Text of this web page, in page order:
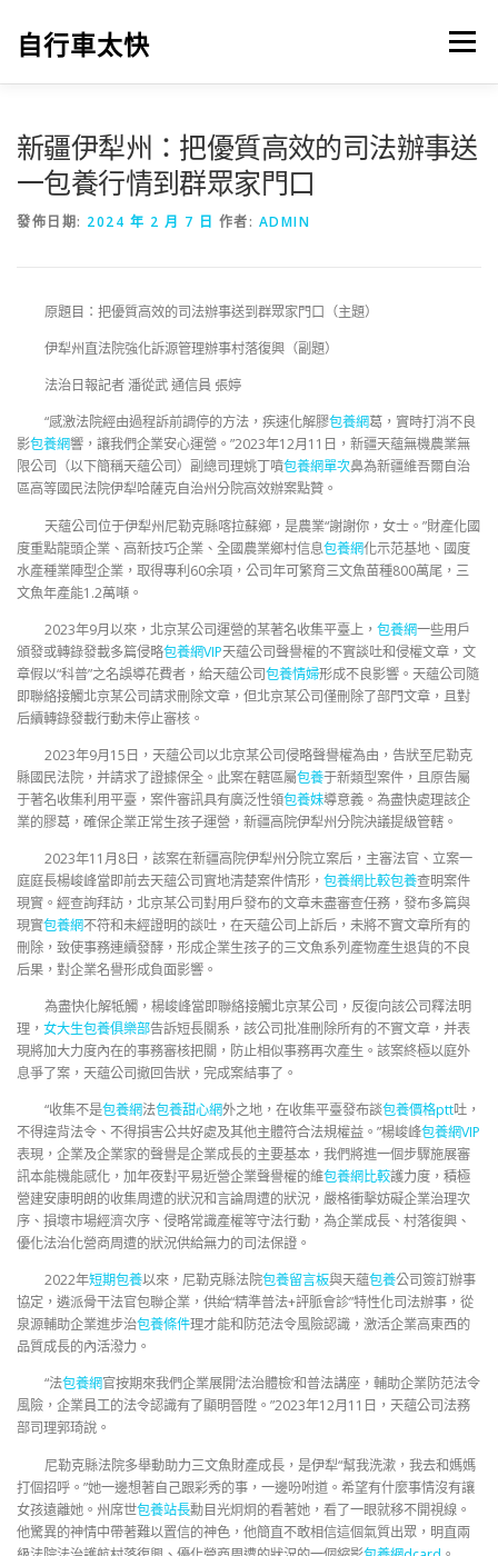
自行車太快 選單
新疆伊犁州：把優質高效的司法辦事送
一包養行情到群眾家門口
發佈日期: 2024 年 2 月 7 日 作者: ADMIN
原題目：把優質高效的司法辦事送到群眾家門口（主題）
伊犁州直法院強化訴源管理辦事村落復興（副題）
法治日報記者 潘從武通信員 張婷
“感激法院經由過程訴前調停的方法，疾速化解膠包養網葛，實時打消不良
影包養網響，讓我們企業安心運營。”2023年12月11日，新疆天蘊無機農業無
限公司（以下簡稱天蘊公司）副總司理姚丁噴包養網單次鼻為新疆維吾爾自治
區高等國民法院伊犁哈薩克自治州分院高效辦案點贊。
天蘊公司位于伊犁州尼勒克縣喀拉蘇鄉，是農業“謝謝你，女士。”財產化國
度重點龍頭企業、高新技巧企業、全國農業鄉村信息包養網化示范基地、國度
水產種業陣型企業，取得專利60余項，公司年可繁育三文魚苗種800萬尾，三
文魚年產能1.2萬噸。
2023年9月以來，北京某公司運營的某著名收集平臺上， 包養網一些用戶
頒發或轉錄發載多篇侵略包養網VIP天蘊公司聲譽權的不實談吐和侵權文章，文
章假以“科普”之名誤導花費者，給天蘊公司包養情婦形成不良影響。天蘊公司隨
即聯絡接觸北京某公司請求刪除文章，但北京某公司僅刪除了部門文章，且對
后續轉錄發載行動未停止審核。
2023年9月15日，天蘊公司以北京某公司侵略聲譽權為由，告狀至尼勒克
縣國民法院，并請求了證據保全。此案在轄區屬包養于新類型案件，且原告屬
于著名收集利用平臺，案件審訊具有廣泛性領包養妹導意義。為盡快處理該企
業的膠葛，確保企業正常生孩子運營，新疆高院伊犁州分院決議提級管轄。
2023年11月8日，該案在新疆高院伊犁州分院立案后，主審法官、立案一
庭庭長楊峻峰當即前去天蘊公司實地清楚案件情形， 包養網比較包養查明案件
現實。經查詢拜訪，北京某公司對用戶發布的文章未盡審查任務，發布多篇與
現實包養網不符和未經證明的談吐，在天蘊公司上訴后，未將不實文章所有的
刪除，致使事務連續發酵，形成企業生孩子的三文魚系列產物產生退貨的不良
后果，對企業名譽形成負面影響。
為盡快化解牴觸，楊峻峰當即聯絡接觸北京某公司，反復向該公司釋法明
理， 女大生包養俱樂部告訴短長關系，該公司批准刪除所有的不實文章，并表
現將加大力度內在的事務審核把關，防止相似事務再次產生。該案終極以庭外
息爭了案，天蘊公司撤回告狀，完成案結事了。
“收集不是包養網法包養甜心網外之地，在收集平臺發布談包養價格ptt吐，
不得違背法令、不得損害公共好處及其他主體符合法規權益。”楊峻峰包養網VIP
表現，企業及企業家的聲譽是企業成長的主要基本，我們將進一個步驟施展審
訊本能機能感化，加年夜對平易近營企業聲譽權的維包養網比較護力度，積極
營建安康明朗的收集周遭的狀況和言論周遭的狀況，嚴格衝擊妨礙企業治理次
序、損壞市場經濟次序、侵略常識產權等守法行動，為企業成長、村落復興、
優化法治化營商周遭的狀況供給無力的司法保證。
2022年短期包養以來，尼勒克縣法院包養留言板與天蘊包養公司簽訂辦事
協定，遴派骨干法官包聯企業，供給“精準普法+評脈會診”特性化司法辦事，從
泉源輔助企業進步治包養條件理才能和防范法令風險認識，激活企業高東西的
品質成長的內活潑力。
“法包養網官按期來我們企業展開‘法治體檢’和普法講座，輔助企業防范法令
風險，企業員工的法令認識有了顯明晉陞。”2023年12月11日，天蘊公司法務
部司理郭琦說。
尼勒克縣法院多舉動助力三文魚財產成長，是伊犁“幫我洗漱，我去和媽媽
打個招呼。”她一邊想著自己跟彩秀的事，一邊吩咐道。希望有什麼事情沒有讓
女孩遠離她。州席世包養站長勳目光炯炯的看著她，看了一眼就移不開視線。
他驚異的神情中帶著難以置信的神色，他簡直不敢相信這個氣質出眾，明直兩